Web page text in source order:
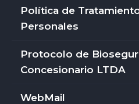
Política de
Personales
Protocolo de
Concesionario LTDA
WebMail